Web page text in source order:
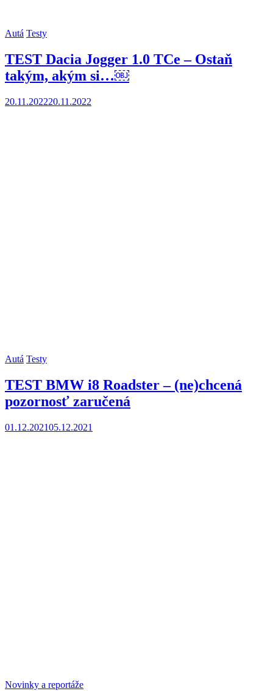
Autá Testy
TEST Dacia Jogger 1.0 TCe – Ostaň
takým, akým si…￼
20.11.202220.11.2022
Autá Testy
TEST BMW i8 Roadster – (ne)chcená
pozornosť zaručená
01.12.202105.12.2021
Novinky a reportáže